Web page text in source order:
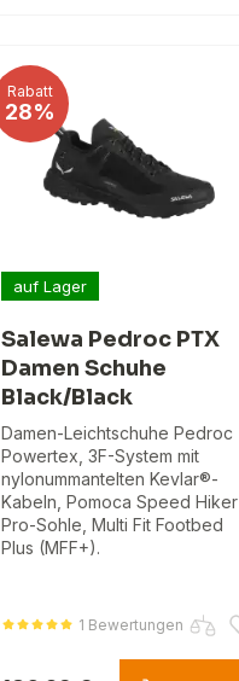
Rabatt
28%
auf Lager
Salewa Pedroc PTX
Damen Schuhe
Black/Black
Damen-Leichtschuhe Pedroc
Powertex, 3F-System mit
nylonummantelten Kevlar®-
Kabeln, Pomoca Speed Hiker
Pro-Sohle, Multi Fit Footbed
Plus (MFF+).
1 Bewertungen